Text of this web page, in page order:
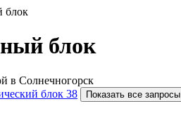
блок
блок
в Солнечногорск
блок 38 Показать все запросы